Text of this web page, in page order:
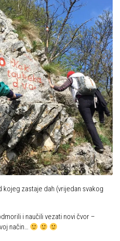
kojeg zastaje dah (vrijedan svakog
i naučili vezati novi čvor –
način…